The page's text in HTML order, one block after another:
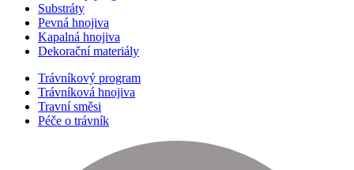
Substráty
Pevná hnojiva
Kapalná hnojiva
Dekorační materiály
Trávníkový program
Trávníková hnojiva
Travní směsi
Péče o trávník